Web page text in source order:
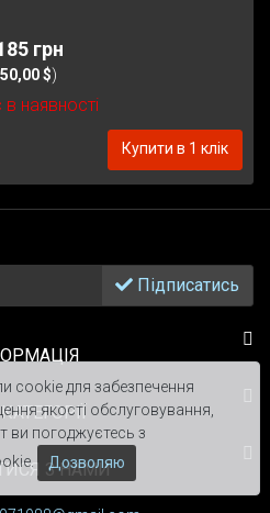
грн
50,00 $)
наявності
Купити в 1 клік
Підписатись
З НАМИ
cookie для забезпечення
якості обслуговування,
ви погоджуєтесь з
Дозволяю